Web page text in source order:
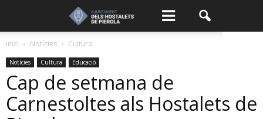
Inici Notícies Cultura
Notícies Cultura Educació
Cap de setmana de
Carnestoltes als Hostalets de